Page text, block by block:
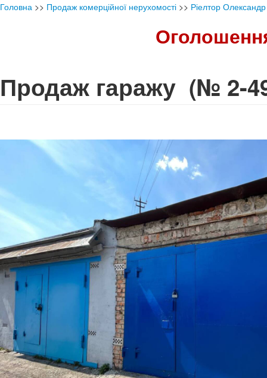
Головна >> Продаж комерційної нерухомості >> Ріелтор Олександр
Продаж гаражу (№ 2-